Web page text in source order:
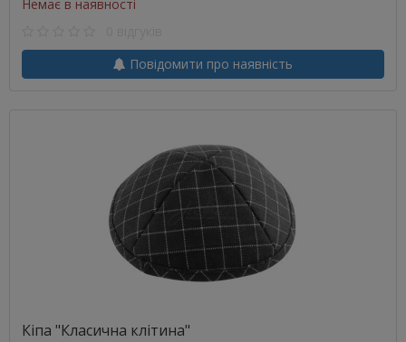
Немає в наявності
Повідомити про наявність
Кіпа "Класична клітина"